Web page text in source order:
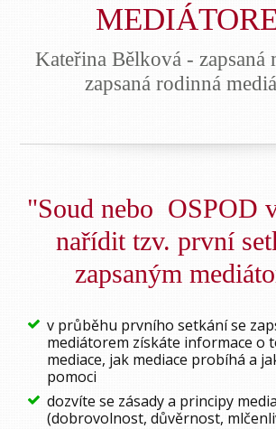
Kateřina Bělková - zapsaná
zapsaná rodinná
"Soud nebo OSPOD
nařídit tzv. první
zapsaným
v průběhu prvního setkání se
mediátorem získáte informace o
mediace, jak mediace probíhá a
pomoci
dozvíte se zásady a principy
(dobrovolnost, důvěrnost,